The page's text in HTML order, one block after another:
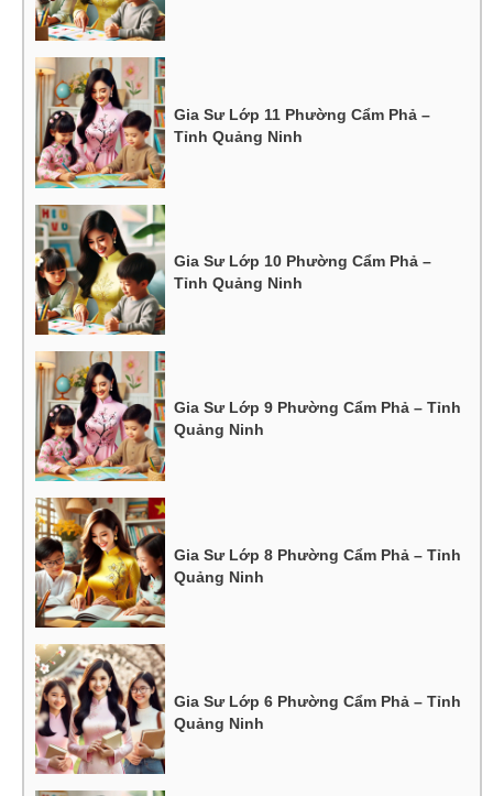
Gia Sư Lớp 11 Phường Cẩm Phả –
Tỉnh Quảng Ninh
Gia Sư Lớp 10 Phường Cẩm Phả –
Tỉnh Quảng Ninh
Gia Sư Lớp 9 Phường Cẩm Phả – Tỉnh
Quảng Ninh
Gia Sư Lớp 8 Phường Cẩm Phả – Tỉnh
Quảng Ninh
Gia Sư Lớp 6 Phường Cẩm Phả – Tỉnh
Quảng Ninh